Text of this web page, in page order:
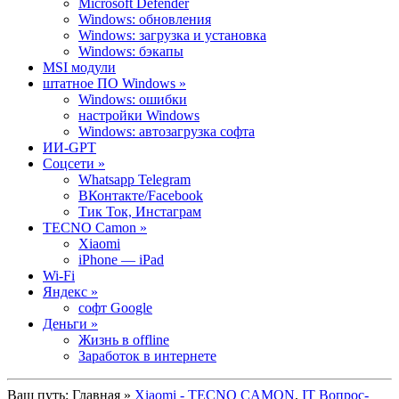
Windows: обновления
Windows: загрузка и установка
Windows: бэкапы
MSI модули
штатное ПО Windows »
Windows: ошибки
настройки Windows
Windows: автозагрузка софта
ИИ-GPT
Cоцсети »
Whatsapp Telegram
ВКонтакте/Facebook
Тик Ток, Инстаграм
TECNO Camon »
Xiaomi
iPhone — iPad
Wi-Fi
Яндекс »
софт Google
Деньги »
Жизнь в offline
Заработок в интернете
Ваш путь: Главная » Xiaomi - TECNO CAMON, IT Вопрос-